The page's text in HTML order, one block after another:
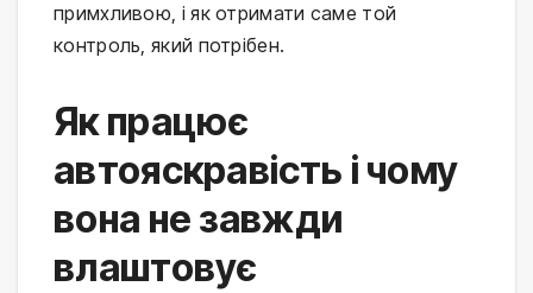
примхливою, і як отримати саме той
контроль, який потрібен.
Як працює
автояскравість і чому
вона не завжди
влаштовує